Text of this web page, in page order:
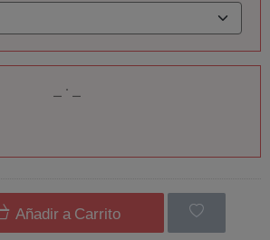
Añadir a Carrito